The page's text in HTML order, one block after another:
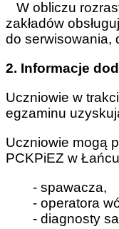
W obliczu
zakładów
do serwisowania,
2. Informacje
Uczniowie w
egzaminu
Uczniowie mogą
PCKPiEZ w
- spawacza,
- operatora
- diagnosty